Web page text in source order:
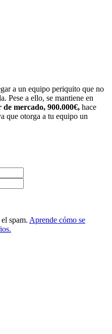
a un equipo periquito que no
Pese a ello, se mantiene en
de mercado, 900.000€, hace
que otorga a tu equipo un
spam. Aprende cómo se